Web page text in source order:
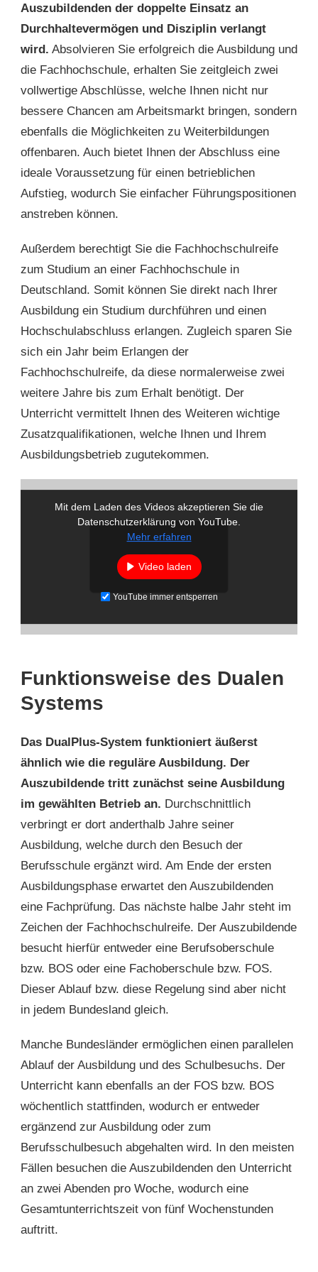
Auszubildenden der doppelte Einsatz an
Durchhaltevermögen und Disziplin verlangt
wird. Absolvieren Sie erfolgreich die Ausbildung und
die Fachhochschule, erhalten Sie zeitgleich zwei
vollwertige Abschlüsse, welche Ihnen nicht nur
bessere Chancen am Arbeitsmarkt bringen, sondern
ebenfalls die Möglichkeiten zu Weiterbildungen
offenbaren. Auch bietet Ihnen der Abschluss eine
ideale Voraussetzung für einen betrieblichen
Aufstieg, wodurch Sie einfacher Führungspositionen
anstreben können.
Außerdem berechtigt Sie die Fachhochschulreife
zum Studium an einer Fachhochschule in
Deutschland. Somit können Sie direkt nach Ihrer
Ausbildung ein Studium durchführen und einen
Hochschulabschluss erlangen. Zugleich sparen Sie
sich ein Jahr beim Erlangen der
Fachhochschulreife, da diese normalerweise zwei
weitere Jahre bis zum Erhalt benötigt. Der
Unterricht vermittelt Ihnen des Weiteren wichtige
Zusatzqualifikationen, welche Ihnen und Ihrem
Ausbildungsbetrieb zugutekommen.
Mit dem Laden des Videos akzeptieren Sie die
Datenschutzerklärung von YouTube.
Mehr erfahren
Video laden
YouTube immer entsperren
Funktionsweise des Dualen
Systems
Das DualPlus-System funktioniert äußerst
ähnlich wie die reguläre Ausbildung. Der
Auszubildende tritt zunächst seine Ausbildung
im gewählten Betrieb an. Durchschnittlich
verbringt er dort anderthalb Jahre seiner
Ausbildung, welche durch den Besuch der
Berufsschule ergänzt wird. Am Ende der ersten
Ausbildungsphase erwartet den Auszubildenden
eine Fachprüfung. Das nächste halbe Jahr steht im
Zeichen der Fachhochschulreife. Der Auszubildende
besucht hierfür entweder eine Berufsoberschule
bzw. BOS oder eine Fachoberschule bzw. FOS.
Dieser Ablauf bzw. diese Regelung sind aber nicht
in jedem Bundesland gleich.
Manche Bundesländer ermöglichen einen parallelen
Ablauf der Ausbildung und des Schulbesuchs. Der
Unterricht kann ebenfalls an der FOS bzw. BOS
wöchentlich stattfinden, wodurch er entweder
ergänzend zur Ausbildung oder zum
Berufsschulbesuch abgehalten wird. In den meisten
Fällen besuchen die Auszubildenden den Unterricht
an zwei Abenden pro Woche, wodurch eine
Gesamtunterrichtszeit von fünf Wochenstunden
auftritt.